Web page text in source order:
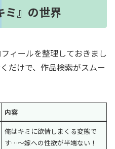
ミ』の世界
ィールを整理しておきまし
だけで、作品検索がスムー
内容
俺はキミに欲情しまくる変態で
す…～嫁への性欲が半端ない！